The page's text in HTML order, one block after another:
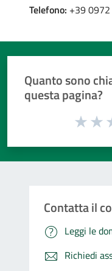
Telefono: +39
Quanto sono
questa pagina?
Valuta da 1 a 5 stelle la
Contatta il
Leggi le
Richiedi